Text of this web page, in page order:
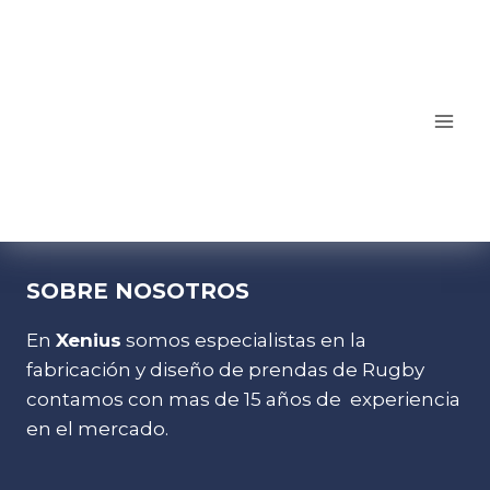
SOBRE NOSOTROS
En Xenius somos especialistas en la
fabricación y diseño de prendas de Rugby
contamos con mas de 15 años de experiencia
en el mercado.